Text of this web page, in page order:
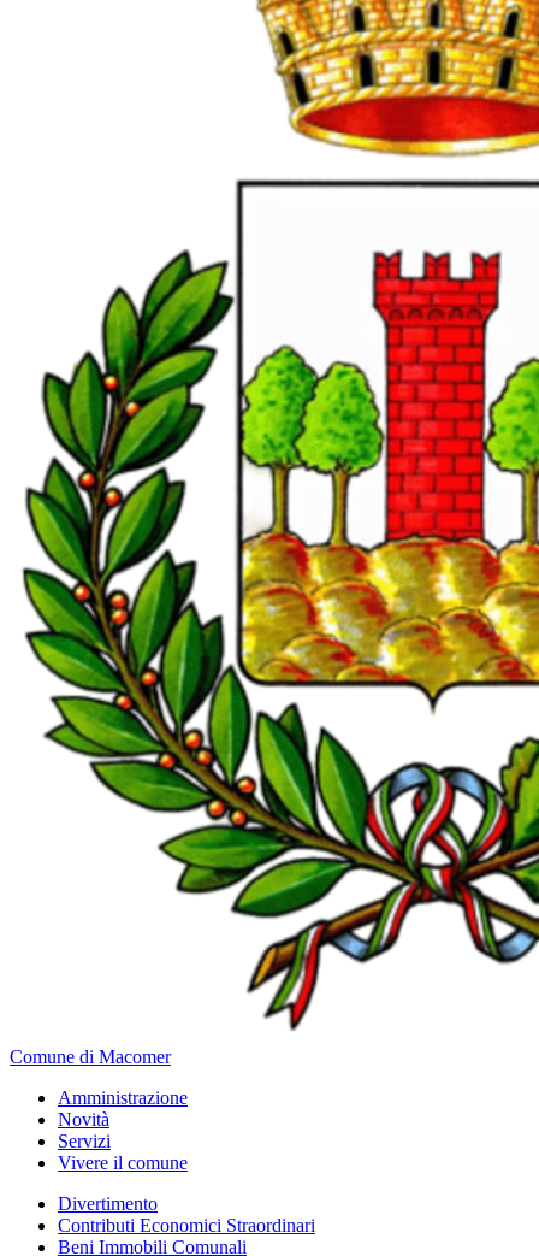
Comune di Macomer
Amministrazione
Novità
Servizi
Vivere il comune
Divertimento
Contributi Economici Straordinari
Beni Immobili Comunali